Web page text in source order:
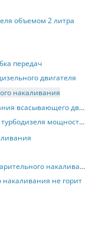
объемом 2 литра
передач
двигателя
накаливания
Система предварительного накаливания всасывающего двигателя мощностью 47 кВт
Система предварительного прогрева турбодизеля мощностью 55 кВт
накаливания
не горит